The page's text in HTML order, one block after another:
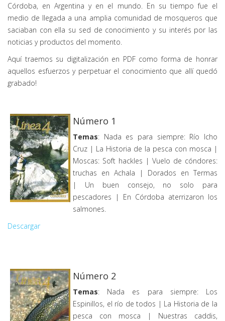
Córdoba, en Argentina y en el mundo. En su tiempo fue el
medio de llegada a una amplia comunidad de mosqueros que
saciaban con ella su sed de conocimiento y su interés por las
noticias y productos del momento.
Aquí traemos su digitalización en PDF como forma de honrar
aquellos esfuerzos y perpetuar el conocimiento que allí quedó
grabado!
Número 1
Temas: Nada es para siempre: Río Icho
Cruz | La Historia de la pesca con mosca |
Moscas: Soft hackles | Vuelo de cóndores:
truchas en Achala | Dorados en Termas
| Un buen consejo, no solo para
pescadores | En Córdoba aterrizaron los
salmones.
Descargar
Número 2
Temas: Nada es para siempre: Los
Espinillos, el río de todos | La Historia de la
pesca con mosca | Nuestras caddis,